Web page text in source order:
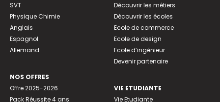
SVT
Physique Chimie
Anglais
Espagnol
Allemand
NOS OFFRES
Offre 2025-2026
Pack Réussite 4 ans
Découvrir les métiers
Découvrir les écoles
Ecole de commerce
Ecole de design
Ecole d’ingénieur
Devenir partenaire
VIE ETUDIANTE
Vie Etudiante